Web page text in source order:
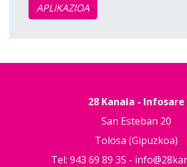
APLIKAZIOA
28 Kanala - Infosare
San Esteban 20
Tolosa (Gipuzkoa)
Tel: 943 69 89 35 -